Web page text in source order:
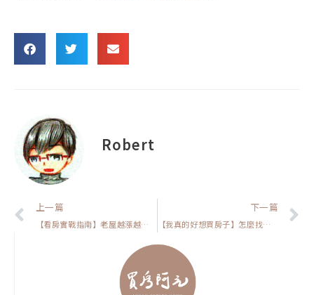
Robert
上一頁
上一篇
【看房實戰指南】老屋越漲越兇?告訴你為什麼自住客愛老屋，投資客更愛買
下一篇
【我真的好想買房子】怎麼找到適合你自住的房子?告訴你為什麼很多人買不到房子，投資客卻可以一直買的原因